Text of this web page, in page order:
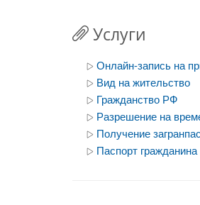
Услуги
Онлайн-запись на
Вид на жительство
Гражданство РФ
Разрешение на
Получение
Паспорт